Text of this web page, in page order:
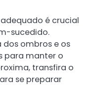
é crucial
sucedido.
ombros e os
para manter o
transfira o
se preparar